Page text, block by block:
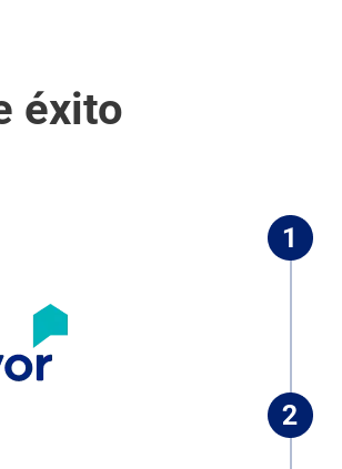
éxito